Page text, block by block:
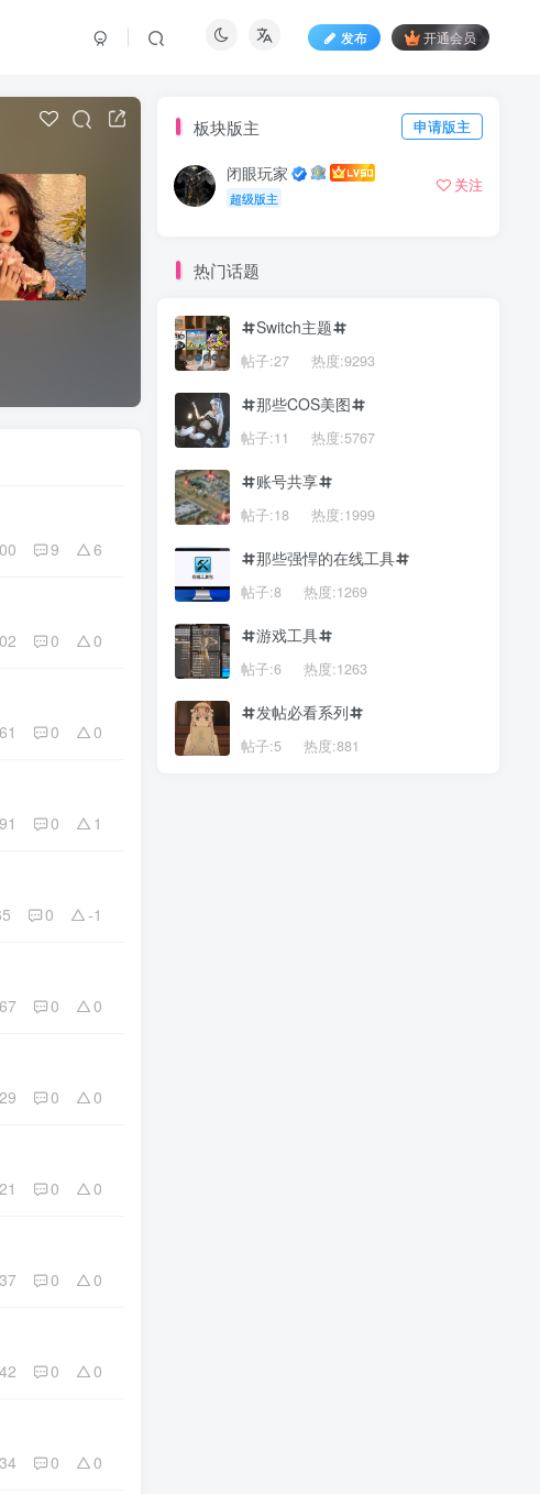
发布 开通会员
9 6
0 0
61 0 0
91 0 1
0 -1
67 0 0
29 0 0
21 0 0
37 0 0
42 0 0
34 0 0
板块版主 申请版主
闭眼玩家
超级版主
关注
热门话题
Switch主题
帖子:27 热度:9293
那些COS美图
帖子:11 热度:5767
账号共享
帖子:18 热度:1999
那些强悍的在线工具
帖子:8 热度:1269
游戏工具
帖子:6 热度:1263
发帖必看系列
帖子:5 热度:881